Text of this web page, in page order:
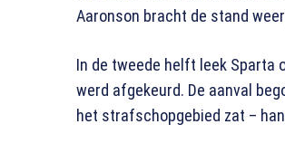
Aaronson bracht de stand
In de tweede helft leek Sparta
werd afgekeurd. De aanval
het strafschopgebied zat –